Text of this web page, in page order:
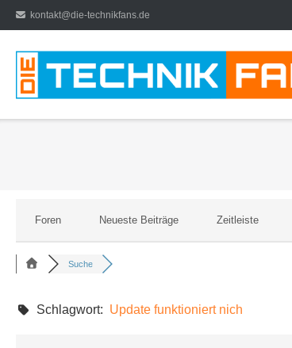
Direkt
zum
Inhalt
kontakt@die-technikfans.de
Foren Neueste Beiträge Zeitleiste
Suche
Schlagwort: Update funktioniert nich